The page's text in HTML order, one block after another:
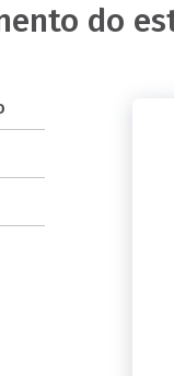
do